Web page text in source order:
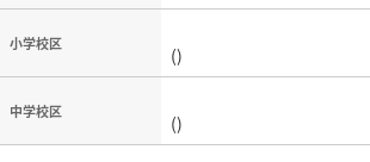
小学校区 ()
中学校区 ()